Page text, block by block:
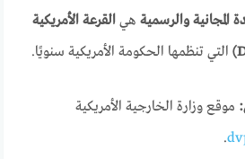
المجانية والرسمية هيالقرعة الأمريكية
التي تنظمها الحكومة الأمريكية سنويًا.
موقع وزارة الخارجية الأمريكية
.